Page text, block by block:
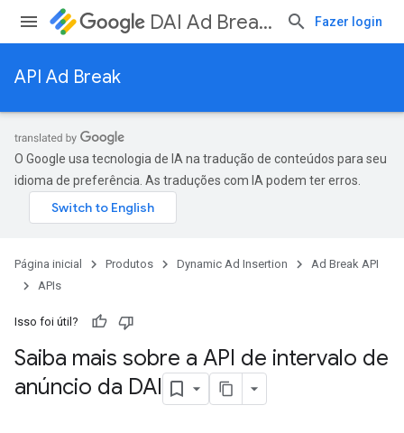
DAI Ad Break API Fazer login
API Ad Break
O Google usa tecnologia de IA na tradução de conteúdos para seu
idioma de preferência. As traduções com IA podem ter erros.
Página inicial Produtos Dynamic Ad Insertion
Ad Break API
APIs
Isso foi útil?
Saiba mais sobre a API de intervalo de
anúncio da DAI